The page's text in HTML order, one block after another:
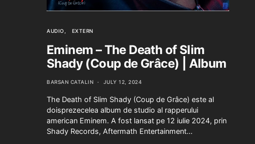
AUDIO EXTERN
Eminem – The Death of Slim
Shady (Coup de Grâce) | Album
BARSAN CATALIN JULY 12, 2024
The Death of Slim Shady (Coup de Grâce) este al
doisprezecelea album de studio al rapperului
american Eminem. A fost lansat pe 12 iulie 2024, prin
Shady Records, Aftermath Entertainment…